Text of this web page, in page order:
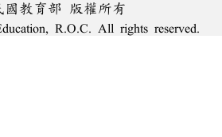
國教育部 版權所有
R.O.C. All rights reserved.